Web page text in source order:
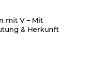
mit V – Mit
& Herkunft